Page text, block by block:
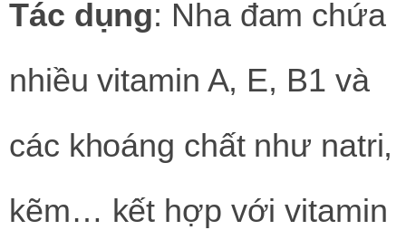
Tác dụng: Nha đam chứa
nhiều vitamin A, E, B1 và
các khoáng chất như natri,
kẽm… kết hợp với vitamin